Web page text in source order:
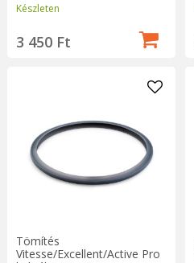
Készleten
3 450 Ft
Tömítés
Vitesse/Excellent/Active Pro